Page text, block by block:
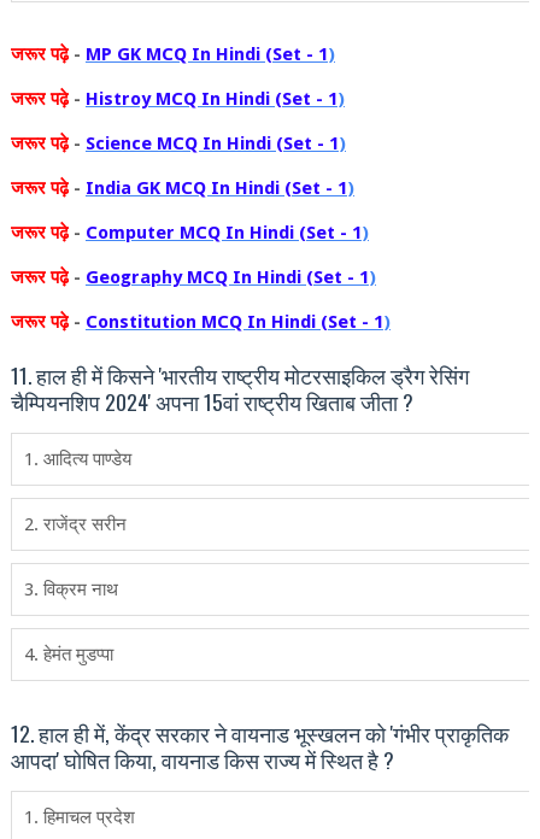
जरूर पढ़े- MP GK MCQ In Hindi (Set - 1)
जरूर पढ़े- Histroy MCQ In Hindi (Set - 1)
जरूर पढ़े- Science MCQ In Hindi (Set - 1)
जरूर पढ़े- India GK MCQ In Hindi (Set - 1)
जरूर पढ़े- Computer MCQ In Hindi (Set - 1)
जरूर पढ़े- Geography MCQ In Hindi (Set - 1)
जरूर पढ़े- Constitution MCQ In Hindi (Set - 1)
11. हाल ही में किसने 'भारतीय राष्ट्रीय मोटरसाइकिल ड्रैग रेसिंग
चैम्पियनशिप 2024' अपना 15वां राष्ट्रीय खिताब जीता ?
1. आदित्य पाण्डेय
2. राजेंद्र सरीन
3. विक्रम नाथ
4. हेमंत मुडप्पा
12. हाल ही में, केंद्र सरकार ने वायनाड भूस्‍खलन को 'गंभीर प्राकृतिक
आपदा' घोषित किया, वायनाड किस राज्‍य में स्थित है ?
1. हिमाचल प्रदेश